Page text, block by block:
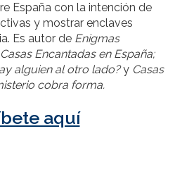
España con la intención de
y mostrar enclaves
Es autor de Enigmas
Encantadas en España;
alguien al otro lado?y Casas
cobra forma.
aquí